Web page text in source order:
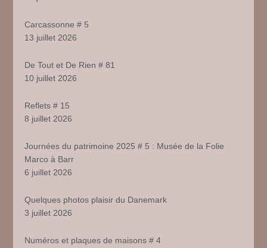
Carcassonne # 5
13 juillet 2026
De Tout et De Rien # 81
10 juillet 2026
Reflets # 15
8 juillet 2026
Journées du patrimoine 2025 # 5 : Musée de la Folie
Marco à Barr
6 juillet 2026
Quelques photos plaisir du Danemark
3 juillet 2026
Numéros et plaques de maisons # 4